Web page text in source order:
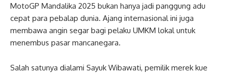
MotoGP Mandalika 2025 bukan hanya jadi panggung adu
cepat para pebalap dunia. Ajang internasional ini juga
membawa angin segar bagi pelaku UMKM lokal untuk
menembus pasar mancanegara.
Salah satunya dialami Sayuk Wibawati, pemilik merek kue